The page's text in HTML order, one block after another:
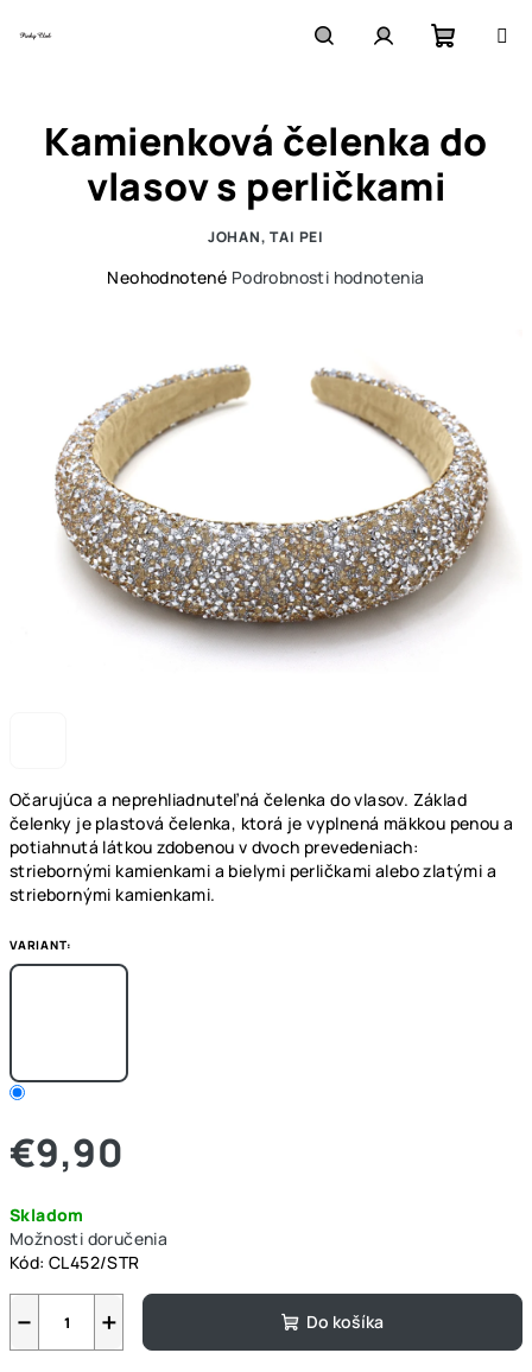
košík
Očarujúca a neprehliadnuteľná čelenka do vlasov. Základ
čelenky je plastová čelenka, ktorá je vyplnená mäkkou penou a
potiahnutá látkou zdobenou v dvoch prevedeniach:
striebornými kamienkami a bielymi perličkami alebo zlatými a
striebornými kamienkami.
VARIANT:
€9,90
cena:
Skladom
Možnosti doručenia
Kód: CL452/STR
+
− Do košíka
Kamienková čelenka do
vlasov s perličkami
JOHAN, TAI PEI
Priemerné
z
5
hviezdičiek.
Neohodnotené Podrobnosti hodnotenia